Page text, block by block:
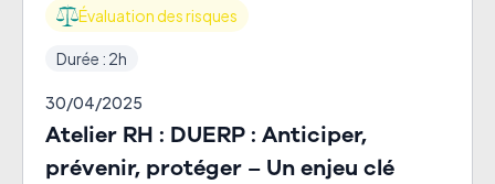
Évaluation des risques
Durée : 2h
30/04/2025
Atelier RH : DUERP : Anticiper,
prévenir, protéger – Un enjeu clé